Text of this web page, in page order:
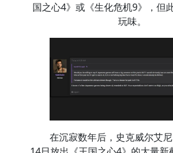
国之心4》或《生化危机9》，但
玩味。
在沉寂数年后，史克威尔艾